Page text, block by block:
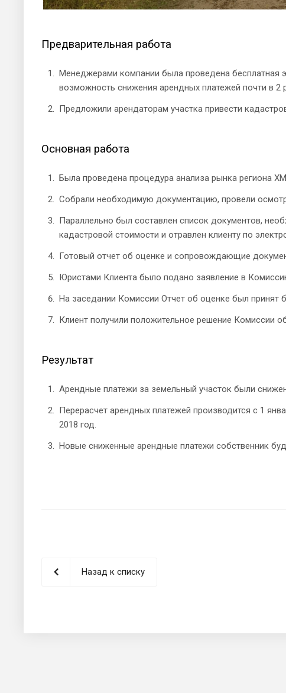
Предварительная работа
Менеджерами компании была проведена бесплатная
возможность снижения арендных платежей почти в 2
Предложили арендаторам участка привести
Основная работа
Была проведена процедура анализа рынка региона
Собрали необходимую документацию, провели
Параллельно был составлен список документов,
кадастровой стоимости и отравлен клиенту по
Готовый отчет об оценке и сопровождающие
Юристами Клиента было подано заявление в
На заседании Комиссии Отчет об оценке был принят
Клиент получили положительное решение Комиссии
Результат
Арендные платежи за земельный участок были
Перерасчет арендных платежей производится с 1
2018 год.
Новые сниженные арендные платежи собственник
Назад к списку